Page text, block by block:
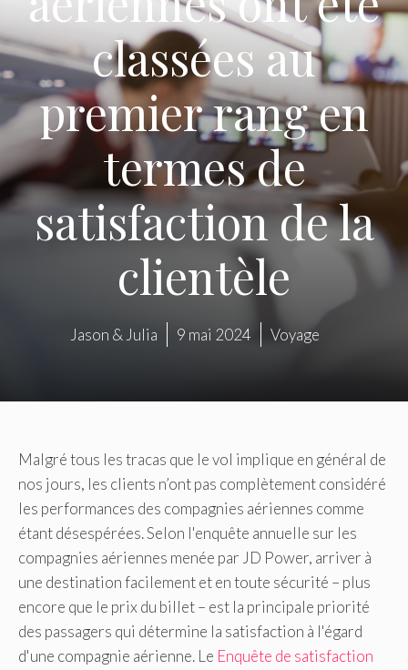
classées au
premier rang en
termes de
satisfaction de la
clientèle
Jason & Julia 9 mai 2024 Voyage
Malgré tous les tracas que le vol implique en général de
nos jours, les clients n’ont pas complètement considéré
les performances des compagnies aériennes comme
étant désespérées. Selon l'enquête annuelle sur les
compagnies aériennes menée par JD Power, arriver à
une destination facilement et en toute sécurité – plus
encore que le prix du billet – est la principale priorité
des passagers qui détermine la satisfaction à l'égard
d'une compagnie aérienne. Le Enquête de satisfaction